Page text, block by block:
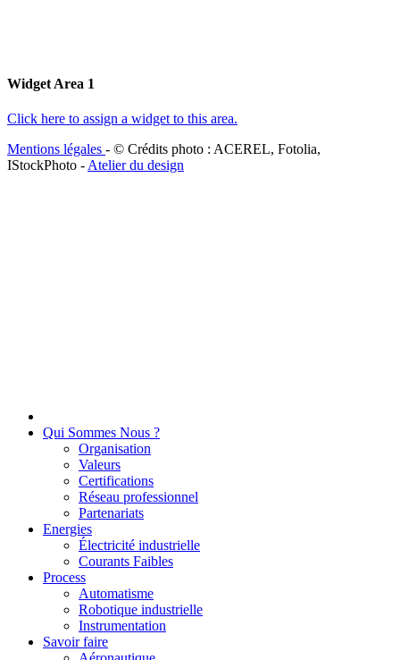
Widget Area 1
Click here to assign a widget to this area.
Mentions légales - © Crédits photo : ACEREL, Fotolia,
IStockPhoto - Atelier du design
Qui Sommes Nous ?
Organisation
Valeurs
Certifications
Réseau professionnel
Partenariats
Energies
Électricité industrielle
Courants Faibles
Process
Automatisme
Robotique industrielle
Instrumentation
Savoir faire